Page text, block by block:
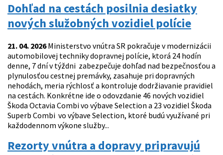
Dohľad na cestách posilnia desiatky
nových služobných vozidiel polície
21. 04. 2026Ministerstvo vnútra SR pokračuje v modernizácii
automobilovej techniky dopravnej polície, ktorá 24 hodín
denne, 7 dní v týždni zabezpečuje dohľad nad bezpečnosťou a
plynulosťou cestnej premávky, zasahuje pri dopravných
nehodách, meria rýchlosť a kontroluje dodržiavanie pravidiel
na cestách. Konkrétne ide o odovzdanie 46 nových vozidiel
Škoda Octavia Combi vo výbave Selection a 23 vozidiel Škoda
Superb Combi vo výbave Selection, ktoré budú využívané pri
každodennom výkone služby...
Rezorty vnútra a dopravy pripravujú